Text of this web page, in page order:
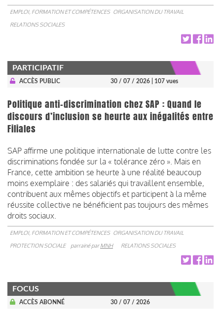
EMPLOI, FORMATION ET COMPÉTENCES ORGANISATION DU TRAVAIL
RELATIONS SOCIALES
PARTICIPATIF
ACCÈS PUBLIC 30 / 07 / 2026 | 107 vues
Politique anti-discrimination chez SAP : Quand le
discours d’inclusion se heurte aux inégalités entre
Filiales
SAP affirme une politique internationale de lutte contre les
discriminations fondée sur la « tolérance zéro ». Mais en
France, cette ambition se heurte à une réalité beaucoup
moins exemplaire : des salariés qui travaillent ensemble,
contribuent aux mêmes objectifs et participent à la même
réussite collective ne bénéficient pas toujours des mêmes
droits sociaux.
EMPLOI, FORMATION ET COMPÉTENCES ORGANISATION DU TRAVAIL
PROTECTION SOCIALE
parrainé parMNH RELATIONS SOCIALES
FOCUS
ACCÈS ABONNÉ 30 / 07 / 2026